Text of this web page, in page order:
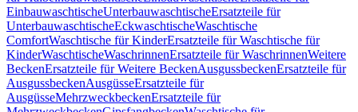
EinbauwaschtischeUnterbauwaschtischeErsatzteile für
UnterbauwaschtischeEckwaschtischeWaschtische
ComfortWaschtische für KinderErsatzteile für Waschtische für
KinderWaschtischeWaschrinnenErsatzteile für WaschrinnenWeitere
BeckenErsatzteile für Weitere BeckenAusgussbeckenErsatzteile für
AusgussbeckenAusgüsseErsatzteile für
AusgüsseMehrzweckbeckenErsatzteile für